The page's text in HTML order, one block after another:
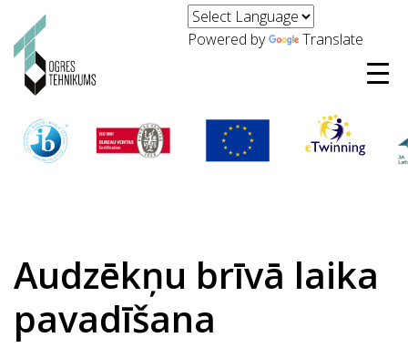
Powered by Translate
Audzēkņu brīvā laika
pavadīšana